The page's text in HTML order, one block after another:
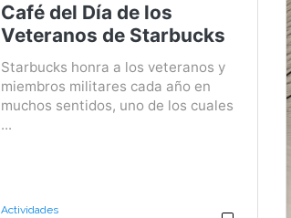
Café del Día de los
Veteranos de Starbucks
Starbucks honra a los veteranos y
miembros militares cada año en
muchos sentidos, uno de los cuales
...
Actividades